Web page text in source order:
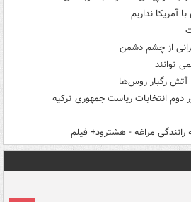
آمریکا نداریم
از چشم دشمن
توانند
آتش رگبار روس‌ها
دوم انتخابات ریاست جمهوری ترکیه
مراغه - هشترود+ فیلم